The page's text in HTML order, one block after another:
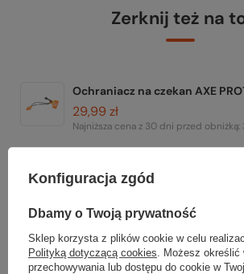
Zerknij też na
Ochraniacz na czekan AXE
29,99 zł
Najniższa cena z 30 dni przed obniżką:
99,99 zł
Konfiguracja zgód
Dbamy o Twoją prywatność
Sklep korzysta z plików cookie w celu
Polityką dotyczącą cookies. Możesz określić
przechowywania lub dostępu do cookie w